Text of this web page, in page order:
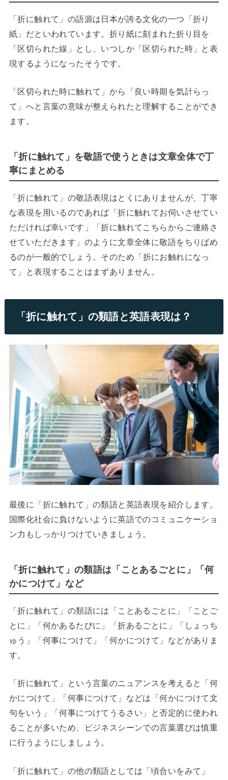
「折に触れて」の語源は日本が誇る文化の一つ「折り
紙」だといわれています。折り紙に刻まれた折り目を
「区切られた線」とし、いつしか「区切られた時」と表
現するようになったそうです。
「区切られた時に触れて」から「良い時期を気計らっ
て」へと言葉の意味が整えられたと理解することができ
ます。
「折に触れて」を敬語で使うときは文章全体で丁
寧にまとめる
「折に触れて」の敬語表現はとくにありませんが、丁寧
な表現を用いるのであれば「折に触れてお伺いさせてい
ただければ幸いです」「折に触れてこちらからご連絡さ
せていただきます」のように文章全体に敬語をちりばめ
るのが一般的でしょう。 そのため「折にお触れになっ
て」と表現することはまずありません。
「折に触れて」の類語と英語表現は？
最後に「折に触れて」の類語と英語表現を紹介します。
国際化社会に負けないように英語でのコミュニケーショ
ン力もしっかりつけていきましょう。
「折に触れて」の類語は「ことあるごとに」「何
かにつけて」など
「折に触れて」の類語には「ことあるごとに」「ことご
とに」「何かあるたびに」「折あるごとに」「しょっち
ゅう」「何事につけて」「何かにつけて」などがありま
す。
「折に触れて」という言葉のニュアンスを考えると「何
かにつけて」「何事につけて」などは「何かにつけて文
句をいう」「何事につけてうるさい」と否定的に使われ
ることが多いため、ビジネスシーンでの言葉選びは慎重
に行うようにしましょう。
「折に触れて」の他の類語としては「頃合いをみて」